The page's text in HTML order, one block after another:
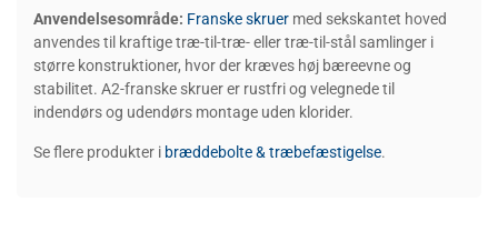
Anvendelsesområde: Franske skruer med sekskantet hoved
anvendes til kraftige træ-til-træ- eller træ-til-stål samlinger i
større konstruktioner, hvor der kræves høj bæreevne og
stabilitet. A2-franske skruer er rustfri og velegnede til
indendørs og udendørs montage uden klorider.
Se flere produkter i bræddebolte & træbefæstigelse.